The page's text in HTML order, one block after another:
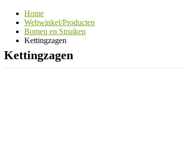
Home
Webwinkel/Producten
Bomen en Struiken
Kettingzagen
Kettingzagen